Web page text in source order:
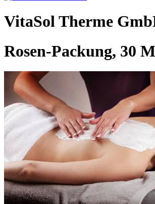
VitaSol Therme
Rosen-Packung, 30